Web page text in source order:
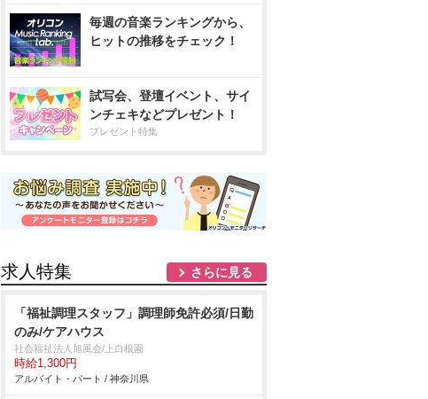
毎週の音楽ランキングから、
ヒットの推移をチェック！
試写会、登壇イベント、サイ
ンチェキなどプレゼント！
プレゼント特集
求人特集 さらに見る
「福祉調理スタッフ」調理師免許必須/日勤
のみ/ケアハウス
社会福祉法人旭風会/上白根園
時給1,300円
アルバイト・パート / 神奈川県